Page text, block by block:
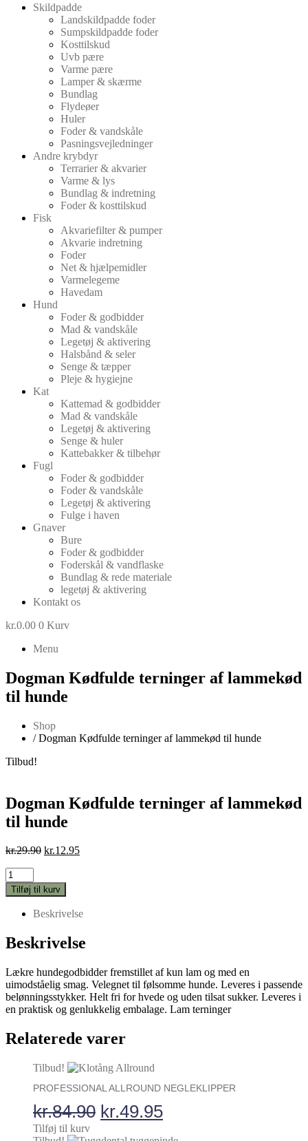
Skildpadde
Landskildpadde foder
Sumpskildpadde foder
Kosttilskud
Uvb pære
Varme pære
Lamper & skærme
Bundlag
Flydeøer
Huler
Foder & vandskåle
Pasningsvejledninger
Andre krybdyr
Terrarier & akvarier
Varme & lys
Bundlag & indretning
Foder & kosttilskud
Fisk
Akvariefilter & pumper
Akvarie indretning
Foder
Net & hjælpemidler
Varmelegeme
Havedam
Hund
Foder & godbidder
Mad & vandskåle
Legetøj & aktivering
Halsbånd & seler
Senge & tæpper
Pleje & hygiejne
Kat
Kattemad & godbidder
Mad & vandskåle
Legetøj & aktivering
Senge & huler
Kattebakker & tilbehør
Fugl
Foder & godbidder
Foder & vandskåle
Legetøj & aktivering
Fulge i haven
Gnaver
Bure
Foder & godbidder
Foderskål & vandflaske
Bundlag & rede materiale
legetøj & aktivering
Kontakt os
kr.0.00 0 Kurv
Menu
Dogman Kødfulde terninger af lammekød
til hunde
Shop
/ Dogman Kødfulde terninger af lammekød til hunde
Tilbud!
Dogman Kødfulde terninger af lammekød
til hunde
kr.29.90 Den
var:
kr.29.90.
kr.12.95Den
Dogman
Kødfulde
terninger
til
hunde
Tilføj til kurv
Beskrivelse
Beskrivelse
Lækre hundegodbidder fremstillet af kun lam og med en
uimodståelig smag. Velegnet til følsomme hunde. Leveres i passende
belønningsstykker. Helt fri for hvede og uden tilsat sukker. Leveres i
en praktisk og genlukkelig embalage. Lam terninger
Relaterede varer
Tilbud!
PROFESSIONAL ALLROUND NEGLEKLIPPER
kr.84.90 Den
oprindelige
kr.49.95Den
aktuelle
Tilføj til kurv